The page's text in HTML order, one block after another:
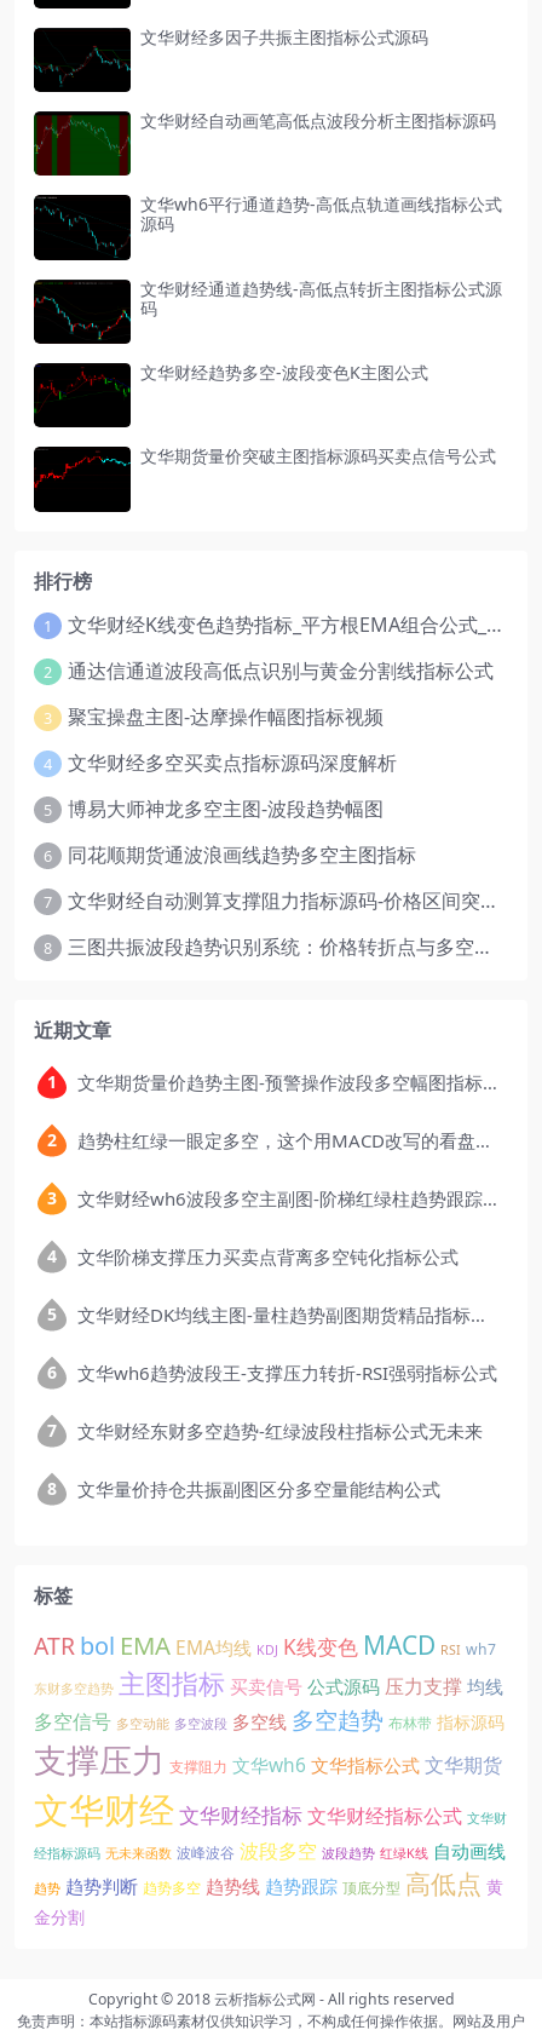
文华财经多因子共振主图指标公式源码
文华财经自动画笔高低点波段分析主图指标源码
文华wh6平行通道趋势-高低点轨道画线指标公式
源码
文华财经通道趋势线-高低点转折主图指标公式源
码
文华财经趋势多空-波段变色K主图公式
文华期货量价突破主图指标源码买卖点信号公式
排行榜
1 文华财经K线变色趋势指标_平方根EMA组合公式_红绿波段操盘指标源码
2 通达信通道波段高低点识别与黄金分割线指标公式
3 聚宝操盘主图-达摩操作幅图指标视频
4 文华财经多空买卖点指标源码深度解析
5 博易大师神龙多空主图-波段趋势幅图
6 同花顺期货通波浪画线趋势多空主图指标
7 文华财经自动测算支撑阻力指标源码-价格区间突破多空
8 三图共振波段趋势识别系统：价格转折点与多空动能分析
近期文章
文华期货量价趋势主图-预警操作波段多空幅图指标公式
趋势柱红绿一眼定多空，这个用MACD改写的看盘指标，把顶底信号可视化后简单多了
文华财经wh6波段多空主副图-阶梯红绿柱趋势跟踪指标公式
文华阶梯支撑压力买卖点背离多空钝化指标公式
文华财经DK均线主图-量柱趋势副图期货精品指标公式
文华wh6趋势波段王-支撑压力转折-RSI强弱指标公式
文华财经东财多空趋势-红绿波段柱指标公式无未来
文华量价持仓共振副图区分多空量能结构公式
标签
ATRbol EMA EMA均线 KDJ K线变色 MACD RSI wh7
东财多空趋势 主图指标 买卖信号公式源码 压力支撑 均线
多空信号 多空动能 多空波段 多空线 多空趋势 布林带 指标源码
支撑压力 支撑阻力 文华wh6 文华指标公式文华期货
文华财经文华财经指标文华财经指标公式 文华财
经指标源码 无未来函数 波峰波谷 波段多空 波段趋势 红绿K线 自动画线
趋势 趋势判断 趋势多空 趋势线 趋势跟踪 顶底分型 高低点 黄
金分割
Copyright © 2018云析指标公式网 - All rights reserved
免责声明：本站指标源码素材仅供知识学习，不构成任何操作依据。网站及用户